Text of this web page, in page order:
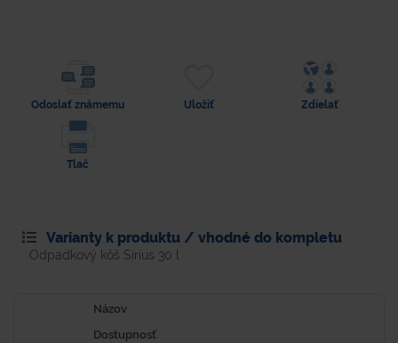
Odoslať známemu Uložiť Zdielať
Tlač
Varianty k produktu / vhodné do kompletu
Odpadkový kôš Sirius 30 l
Názov
Dostupnosť